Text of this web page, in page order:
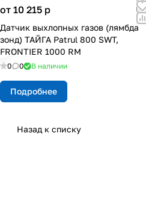
от 10 215 p
Датчик выхлопных газов (лямбда
зонд) ТАЙГА Patrul 800 SWT,
FRONTIER 1000 RM
0 0 В наличии
Подробнее
Назад к списку